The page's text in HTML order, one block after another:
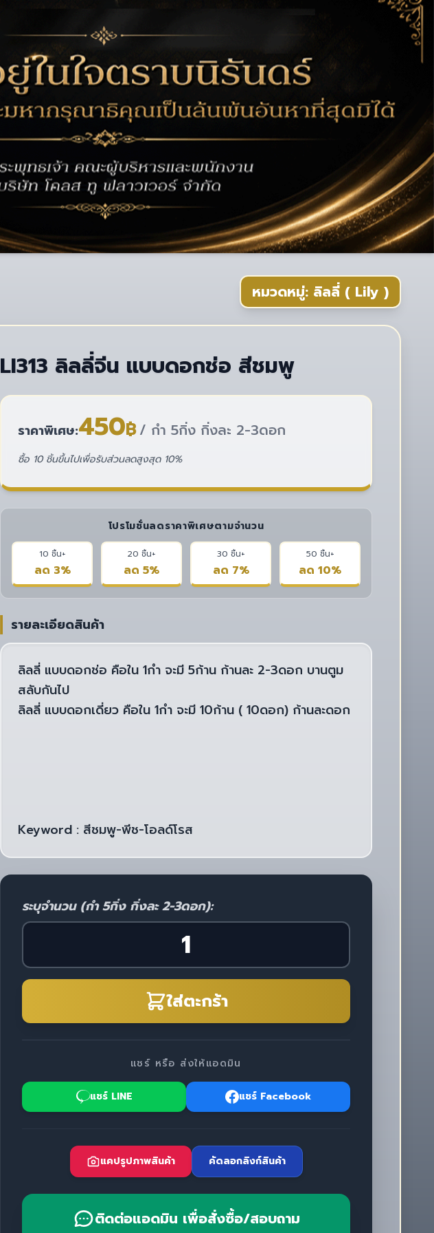
หมวดหมู่: ลิลลี่ ( Lily )
LI313 ลิลลี่จีน แบบดอกช่อ สีชมพู
ราคาพิเศษ:450฿/ กำ 5กิ่ง กิ่งละ 2-3ดอก
ซื้อ 10 ชิ้นขึ้นไปเพื่อรับส่วนลดสูงสุด 10%
โปรโมชั่นลดราคาพิเศษตามจำนวน
10 ชิ้น+
ลด 3%
20 ชิ้น+
ลด 5%
30 ชิ้น+
ลด 7%
50 ชิ้น+
ลด 10%
รายละเอียดสินค้า
ลิลลี่ แบบดอกช่อ คือใน 1กำ จะมี 5ก้าน ก้านละ 2-3ดอก บานตูม
สลับกันไป
ลิลลี่ แบบดอกเดี่ยว คือใน 1กำ จะมี 10ก้าน ( 10ดอก) ก้านละดอก
Keyword : สีชมพู-พีช-โอลด์โรส
ระบุจำนวน (กำ 5กิ่ง กิ่งละ 2-3ดอก):
ใส่ตะกร้า
แชร์ หรือ ส่งให้แอดมิน
แชร์ LINE แชร์ Facebook
แคปรูปภาพสินค้า คัดลอกลิงก์สินค้า
ติดต่อแอดมิน เพื่อสั่งซื้อ/สอบถาม